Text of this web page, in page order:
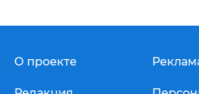
О проекте